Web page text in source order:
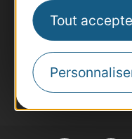
Tout
Destination Sport
Inscrivez-vous à la
suggestions de
Je m'abonne